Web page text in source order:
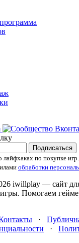
Подписаться
по покупке игр.
обработки
iwillplay — сайт
Помогаем
·
·